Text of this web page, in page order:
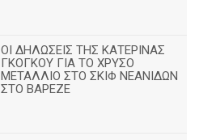
ΟΙ ΔΗΛΩΣΕΙΣ ΤΗΣ ΚΑΤΕΡΙΝΑΣ
ΓΚΟΓΚΟΥ ΓΙΑ ΤΟ ΧΡΥΣΟ
ΜΕΤΑΛΛΙΟ ΣΤΟ ΣΚΙΦ ΝΕΑΝΙΔΩΝ
ΣΤΟ ΒΑΡΕΖΕ